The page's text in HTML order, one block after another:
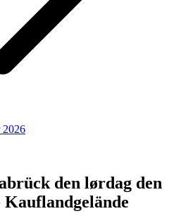
2026
den lørdag den
Kauflandgelände